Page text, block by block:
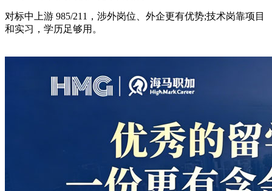
对标中上游 985/211，涉外岗位、外企更有优势;技术岗靠项目
和实习，学历足够用。